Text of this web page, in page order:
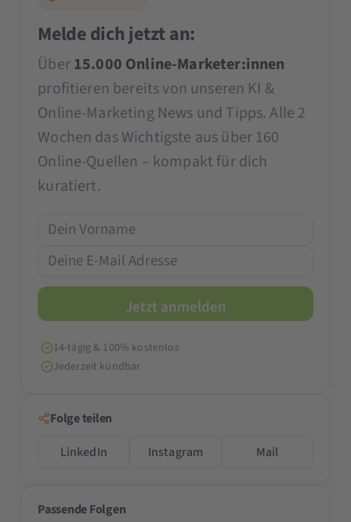
Melde dich jetzt an:
Über15.000 Online-Marketer:innen
profitieren bereits von unseren KI &
Online-Marketing News und Tipps. Alle 2
Wochen das Wichtigste aus über 160
Online-Quellen – kompakt für dich
kuratiert.
14-tägig & 100% kostenlos
Jederzeit kündbar
Folge teilen
LinkedIn
Instagram Mail
Passende Folgen